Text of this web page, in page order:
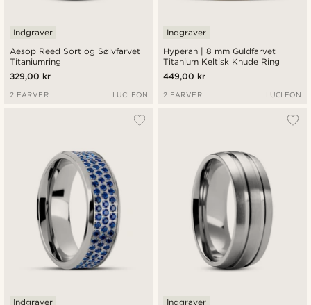
Aesop Reed Sort og Sølvfarvet
Titaniumring
Indgraver
329,00 kr
2 FARVER LUCLEON
Hyperan | 8 mm Guldfarvet
Titanium Keltisk Knude Ring
Indgraver
449,00 kr
2 FARVER LUCLEON
Indgraver Indgraver